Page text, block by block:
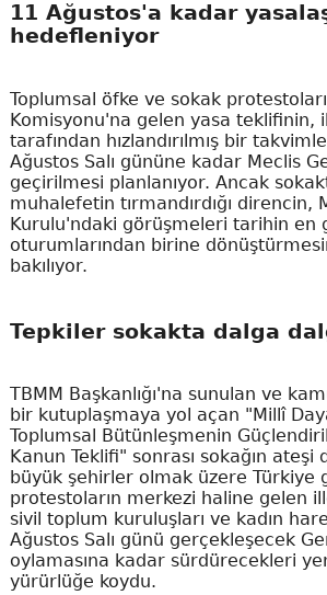
11 Ağustos'a kadar
hedefleniyor
Toplumsal öfke ve sokak
Komisyonu'na gelen yasa teklifinin,
tarafından hızlandırılmış bir
Ağustos Salı gününe kadar Meclis
geçirilmesi planlanıyor. Ancak
muhalefetin tırmandırdığı direncin,
Kurulu'ndaki görüşmeleri tarihin en
oturumlarından birine
bakılıyor.
Tepkiler sokakta dalga
TBMM Başkanlığı'na sunulan ve
bir kutuplaşmaya yol açan "Millî
Toplumsal Bütünleşmenin
Kanun Teklifi" sonrası sokağın ateşi
büyük şehirler olmak üzere Türkiye
protestoların merkezi haline gelen
sivil toplum kuruluşları ve kadın
Ağustos Salı günü gerçekleşecek
oylamasına kadar sürdürecekleri
yürürlüğe koydu.